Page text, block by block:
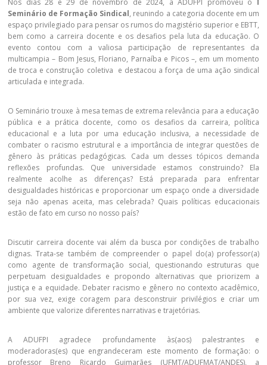
Nos dias 28 e 29 de novembro de 2024, a ADUFPI promoveu o I
Seminário de Formação Sindical, reunindo a categoria docente em um
espaço privilegiado para pensar os rumos do magistério superior e EBTT,
bem como a carreira docente e os desafios pela luta da educação. O
evento contou com a valiosa participação de representantes da
multicampia – Bom Jesus, Floriano, Parnaíba e Picos –, em um momento
de troca e construção coletiva e destacou a força de uma ação sindical
articulada e integrada.
O Seminário trouxe à mesa temas de extrema relevância para a educação
pública e a prática docente, como os desafios da carreira, política
educacional e a luta por uma educação inclusiva, a necessidade de
combater o racismo estrutural e a importância de integrar questões de
gênero às práticas pedagógicas. Cada um desses tópicos demanda
reflexões profundas. Que universidade estamos construindo? Ela
realmente acolhe as diferenças? Está preparada para enfrentar
desigualdades históricas e proporcionar um espaço onde a diversidade
seja não apenas aceita, mas celebrada? Quais políticas educacionais
estão de fato em curso no nosso país?
Discutir carreira docente vai além da busca por condições de trabalho
dignas. Trata-se também de compreender o papel do(a) professor(a)
como agente de transformação social, questionando estruturas que
perpetuam desigualdades e propondo alternativas que priorizem a
justiça e a equidade. Debater racismo e gênero no contexto acadêmico,
por sua vez, exige coragem para desconstruir privilégios e criar um
ambiente que valorize diferentes narrativas e trajetórias.
A ADUFPI agradece profundamente às(aos) palestrantes e
moderadoras(es) que engrandeceram este momento de formação: o
professor Breno Ricardo Guimarães (UFMT/ADUFMAT/ANDES), a